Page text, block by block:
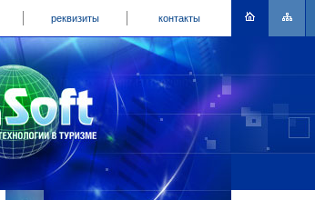
реквизиты контакты